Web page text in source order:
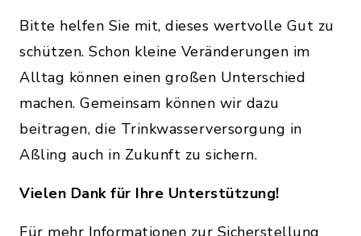
Bitte helfen Sie mit, dieses wertvolle Gut zu
schützen. Schon kleine Veränderungen im
Alltag können einen großen Unterschied
machen. Gemeinsam können wir dazu
beitragen, die Trinkwasserversorgung in
Aßling auch in Zukunft zu sichern.
Vielen Dank für Ihre Unterstützung!